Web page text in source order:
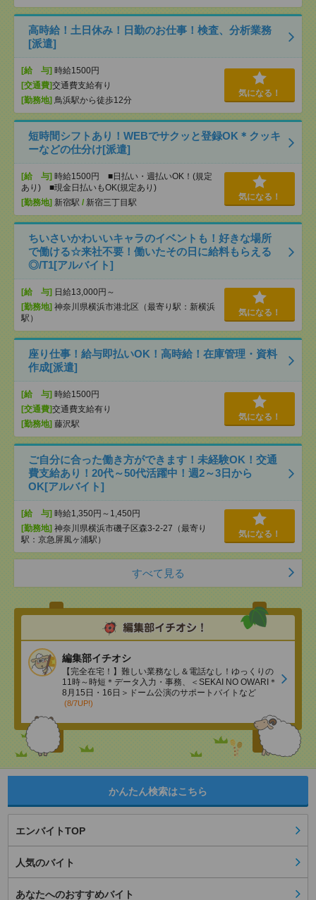
高時給！土日休み！日勤のお仕事！検査、分析業務
[派遣]
[給 与] 時給1500円
[交通費]交通費支給有り
[勤務地] 鳥浜駅から徒歩12分
気になる！
短時間シフトあり！WEBでサクッと登録OK＊クッキ
ーなどの仕分け[派遣]
[給 与] 時給1500円 ■日払い・週払いOK！(規定
あり) ■現金日払いもOK(規定あり)
[勤務地] 新宿駅 / 新宿三丁目駅
気になる！
ちいさいかわいいキャラのイベントも！好きな場所
で働ける☆来社不要！働いたその日に給料もらえる
◎/T1[アルバイト]
[給 与] 日給13,000円～
[勤務地] 神奈川県横浜市港北区（最寄り駅：新横浜
駅）
気になる！
座り仕事！給与即払いOK！高時給！在庫管理・資料
作成[派遣]
[給 与] 時給1500円
[交通費]交通費支給有り
[勤務地] 藤沢駅
気になる！
ご自分に合った働き方ができます！未経験OK！交通
費支給あり！20代～50代活躍中！週2～3日から
OK[アルバイト]
[給 与] 時給1,350円～1,450円
[勤務地] 神奈川県横浜市磯子区森3-2-27（最寄り
駅：京急屏風ヶ浦駅）
気になる！
すべて見る
編集部イチオシ
【完全在宅！】難しい業務なし＆電話なし！ゆっくりの
11時～時短＊データ入力・事務、＜SEKAI NO OWARI＊
8月15日・16日＞ドーム公演のサポートバイトなど
(8/7UP!)
かんたん検索はこちら
エンバイトTOP
人気のバイト
あなたへのおすすめバイト